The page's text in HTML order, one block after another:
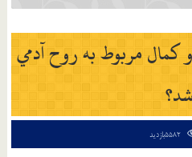
کمال مربوط به روح آدمي